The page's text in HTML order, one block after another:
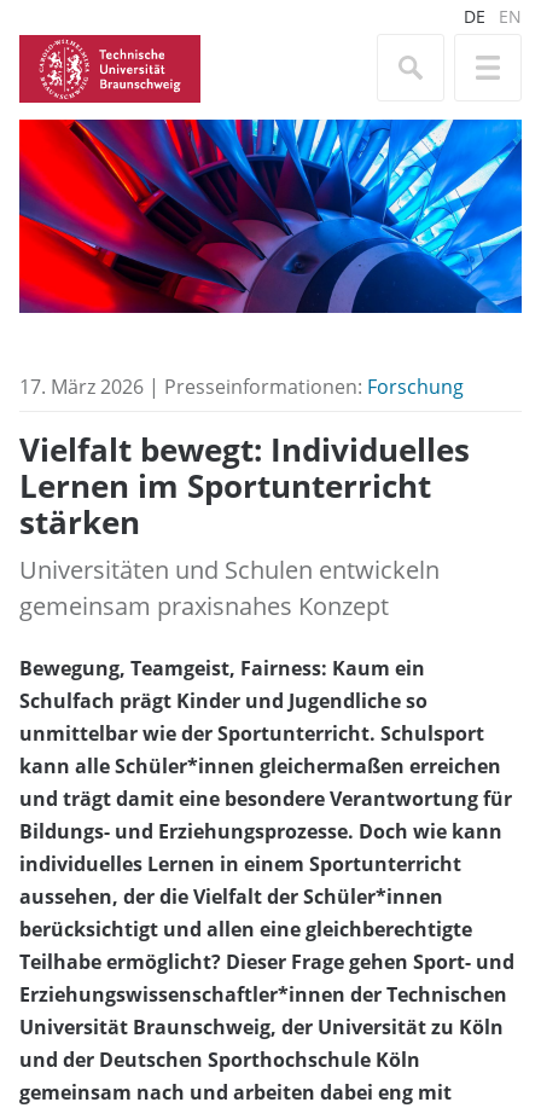
DE EN
17. März 2026 | Presseinformationen: Forschung
Vielfalt bewegt: Individuelles
Lernen im Sportunterricht
stärken
Universitäten und Schulen entwickeln
gemeinsam praxisnahes Konzept
Bewegung, Teamgeist, Fairness: Kaum ein
Schulfach prägt Kinder und Jugendliche so
unmittelbar wie der Sportunterricht. Schulsport
kann alle Schüler*innen gleichermaßen erreichen
und trägt damit eine besondere Verantwortung für
Bildungs- und Erziehungsprozesse. Doch wie kann
individuelles Lernen in einem Sportunterricht
aussehen, der die Vielfalt der Schüler*innen
berücksichtigt und allen eine gleichberechtigte
Teilhabe ermöglicht? Dieser Frage gehen Sport- und
Erziehungswissenschaftler*innen der Technischen
Universität Braunschweig, der Universität zu Köln
und der Deutschen Sporthochschule Köln
gemeinsam nach und arbeiten dabei eng mit